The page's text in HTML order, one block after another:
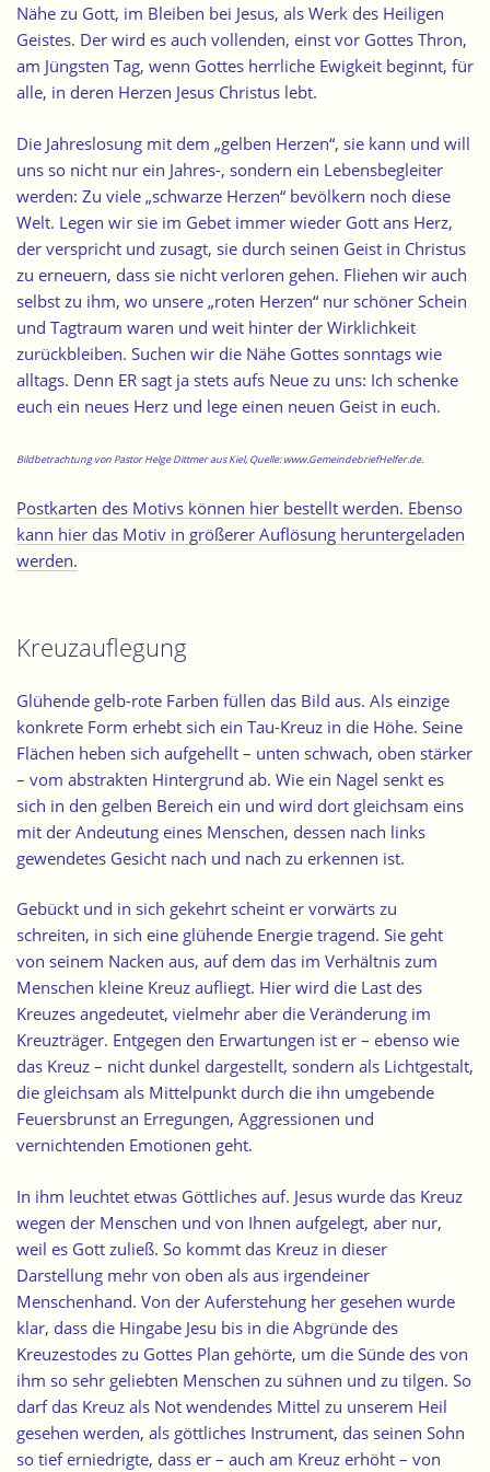
Nähe zu Gott, im Bleiben bei Jesus, als Werk des Heiligen
Geistes. Der wird es auch vollenden, einst vor Gottes Thron,
am Jüngsten Tag, wenn Gottes herrliche Ewigkeit beginnt, für
alle, in deren Herzen Jesus Christus lebt.
Die Jahreslosung mit dem „gelben Herzen“, sie kann und will
uns so nicht nur ein Jahres-, sondern ein Lebensbegleiter
werden: Zu viele „schwarze Herzen“ bevölkern noch diese
Welt. Legen wir sie im Gebet immer wieder Gott ans Herz,
der verspricht und zusagt, sie durch seinen Geist in Christus
zu erneuern, dass sie nicht verloren gehen. Fliehen wir auch
selbst zu ihm, wo unsere „roten Herzen“ nur schöner Schein
und Tagtraum waren und weit hinter der Wirklichkeit
zurückbleiben. Suchen wir die Nähe Gottes sonntags wie
alltags. Denn ER sagt ja stets aufs Neue zu uns: Ich schenke
euch ein neues Herz und lege einen neuen Geist in euch.
Bildbetrachtung von Pastor Helge Dittmer aus Kiel, Quelle: www.GemeindebriefHelfer.de.
Postkarten des Motivs können hier bestellt werden. Ebenso
kann hier das Motiv in größerer Auflösung heruntergeladen
werden.
Kreuzauflegung
Glühende gelb-rote Farben füllen das Bild aus. Als einzige
konkrete Form erhebt sich ein Tau-Kreuz in die Höhe. Seine
Flächen heben sich aufgehellt – unten schwach, oben stärker
– vom abstrakten Hintergrund ab. Wie ein Nagel senkt es
sich in den gelben Bereich ein und wird dort gleichsam eins
mit der Andeutung eines Menschen, dessen nach links
gewendetes Gesicht nach und nach zu erkennen ist.
Gebückt und in sich gekehrt scheint er vorwärts zu
schreiten, in sich eine glühende Energie tragend. Sie geht
von seinem Nacken aus, auf dem das im Verhältnis zum
Menschen kleine Kreuz aufliegt. Hier wird die Last des
Kreuzes angedeutet, vielmehr aber die Veränderung im
Kreuzträger. Entgegen den Erwartungen ist er – ebenso wie
das Kreuz – nicht dunkel dargestellt, sondern als Lichtgestalt,
die gleichsam als Mittelpunkt durch die ihn umgebende
Feuersbrunst an Erregungen, Aggressionen und
vernichtenden Emotionen geht.
In ihm leuchtet etwas Göttliches auf. Jesus wurde das Kreuz
wegen der Menschen und von Ihnen aufgelegt, aber nur,
weil es Gott zuließ. So kommt das Kreuz in dieser
Darstellung mehr von oben als aus irgendeiner
Menschenhand. Von der Auferstehung her gesehen wurde
klar, dass die Hingabe Jesu bis in die Abgründe des
Kreuzestodes zu Gottes Plan gehörte, um die Sünde des von
ihm so sehr geliebten Menschen zu sühnen und zu tilgen. So
darf das Kreuz als Not wendendes Mittel zu unserem Heil
gesehen werden, als göttliches Instrument, das seinen Sohn
so tief erniedrigte, dass er – auch am Kreuz erhöht – von